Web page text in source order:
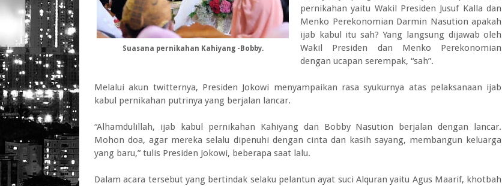
Suasana pernikahan Kahiyang -Bobby.
pernikahan yaitu Wakil Presiden Jusuf Kalla dan
Menko Perekonomian Darmin Nasution apakah
ijab kabul itu sah? Yang langsung dijawab oleh
Wakil Presiden dan Menko Perekonomian
dengan ucapan serempak, “sah”.
Melalui akun twitternya, Presiden Jokowi menyampaikan rasa syukurnya atas pelaksanaan ijab
kabul pernikahan putrinya yang berjalan lancar.
“Alhamdulillah, ijab kabul pernikahan Kahiyang dan Bobby Nasution berjalan dengan lancar.
Mohon doa, agar mereka selalu dipenuhi dengan cinta dan kasih sayang, membangun keluarga
yang baru,” tulis Presiden Jokowi, beberapa saat lalu.
Dalam acara tersebut yang bertindak selaku pelantun ayat suci Alquran yaitu Agus Maarif, khotbah